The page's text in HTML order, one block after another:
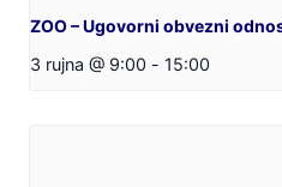
ZOO – Ugovorni obvezni
3 rujna @ 9:00 - 15:00